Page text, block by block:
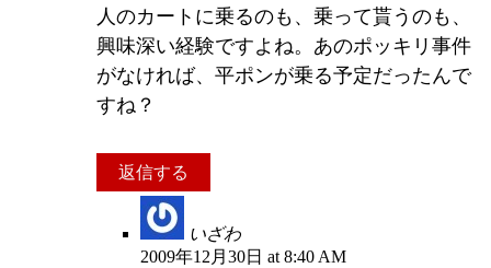
人のカートに乗るのも、乗って貰うのも、
興味深い経験ですよね。あのポッキリ事件
がなければ、平ポンが乗る予定だったんで
すね？
返信する
いざわ
2009年12月30日 at 8:40 AM